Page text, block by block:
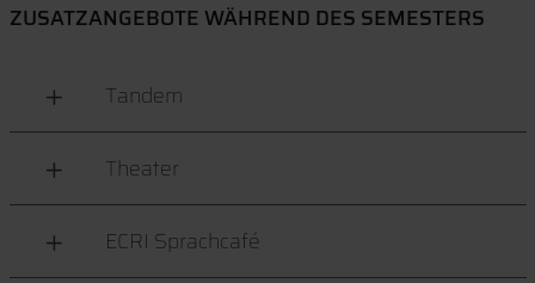
ZUSATZANGEBOTE WÄHREND DES SEMESTERS
Tandem
Theater
ECRI Sprachcafé